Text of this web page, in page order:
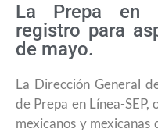
La Prepa en
registro para
de mayo.
La Dirección General
de Prepa en Línea-
mexicanos y